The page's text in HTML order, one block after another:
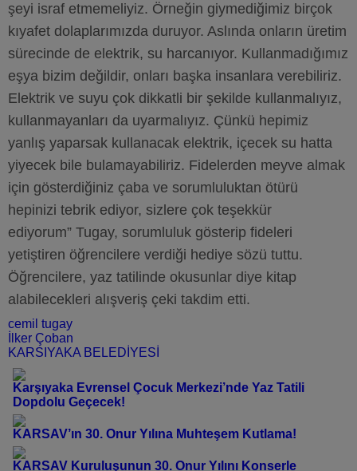
şeyi israf etmemeliyiz. Örneğin giymediğimiz birçok
kıyafet dolaplarımızda duruyor. Aslında onların üretim
sürecinde de elektrik, su harcanıyor. Kullanmadığımız
eşya bizim değildir, onları başka insanlara verebiliriz.
Elektrik ve suyu çok dikkatli bir şekilde kullanmalıyız,
kullanmayanları da uyarmalıyız. Çünkü hepimiz
yanlış yaparsak kullanacak elektrik, içecek su hatta
yiyecek bile bulamayabiliriz. Fidelerden meyve almak
için gösterdiğiniz çaba ve sorumluluktan ötürü
hepinizi tebrik ediyor, sizlere çok teşekkür
ediyorum” Tugay, sorumluluk gösterip fideleri
yetiştiren öğrencilere verdiği hediye sözü tuttu.
Öğrencilere, yaz tatilinde okusunlar diye kitap
alabilecekleri alışveriş çeki takdim etti.
cemil tugay
İlker Çoban
KARSIYAKA BELEDİYESİ
Karşıyaka Evrensel Çocuk Merkezi’nde Yaz Tatili
Dopdolu Geçecek!
KARSAV’ın 30. Onur Yılına Muhteşem Kutlama!
KARSAV Kuruluşunun 30. Onur Yılını Konserle